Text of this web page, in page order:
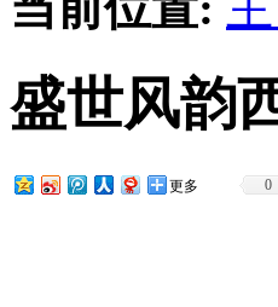
盛世风韵
更多 0